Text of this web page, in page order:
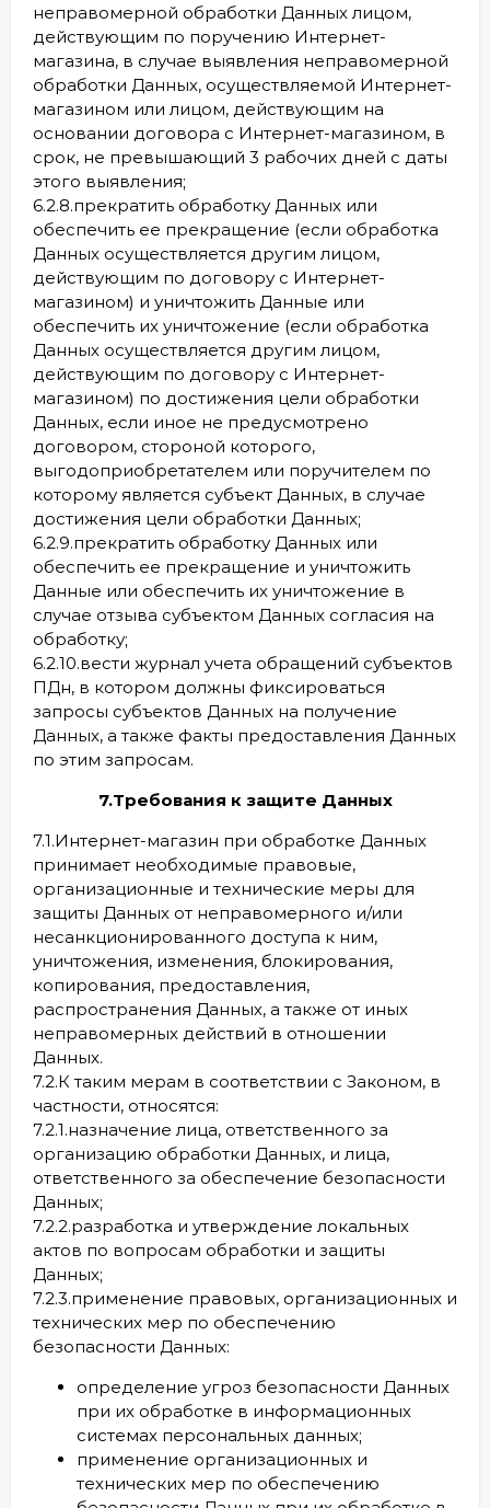
неправомерной обработки Данных лицом,
действующим по поручению Интернет-
магазина, в случае выявления неправомерной
обработки Данных, осуществляемой Интернет-
магазином или лицом, действующим на
основании договора с Интернет-магазином, в
срок, не превышающий 3 рабочих дней с даты
этого выявления;
6.2.8.прекратить обработку Данных или
обеспечить ее прекращение (если обработка
Данных осуществляется другим лицом,
действующим по договору с Интернет-
магазином) и уничтожить Данные или
обеспечить их уничтожение (если обработка
Данных осуществляется другим лицом,
действующим по договору с Интернет-
магазином) по достижения цели обработки
Данных, если иное не предусмотрено
договором, стороной которого,
выгодоприобретателем или поручителем по
которому является субъект Данных, в случае
достижения цели обработки Данных;
6.2.9.прекратить обработку Данных или
обеспечить ее прекращение и уничтожить
Данные или обеспечить их уничтожение в
случае отзыва субъектом Данных согласия на
обработку;
6.2.10.вести журнал учета обращений субъектов
ПДн, в котором должны фиксироваться
запросы субъектов Данных на получение
Данных, а также факты предоставления Данных
по этим запросам.
7.Требования к защите Данных
7.1.Интернет-магазин при обработке Данных
принимает необходимые правовые,
организационные и технические меры для
защиты Данных от неправомерного и/или
несанкционированного доступа к ним,
уничтожения, изменения, блокирования,
копирования, предоставления,
распространения Данных, а также от иных
неправомерных действий в отношении
Данных.
7.2.К таким мерам в соответствии с Законом, в
частности, относятся:
7.2.1.назначение лица, ответственного за
организацию обработки Данных, и лица,
ответственного за обеспечение безопасности
Данных;
7.2.2.разработка и утверждение локальных
актов по вопросам обработки и защиты
Данных;
7.2.3.применение правовых, организационных и
технических мер по обеспечению
безопасности Данных:
определение угроз безопасности Данных
при их обработке в информационных
системах персональных данных;
применение организационных и
технических мер по обеспечению